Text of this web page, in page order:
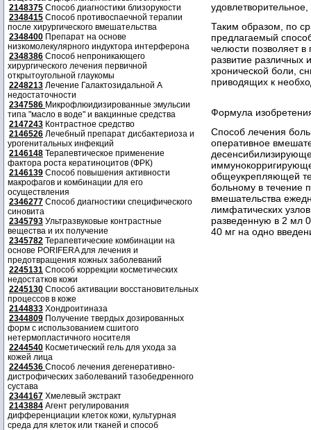
2148375 Способ диагностики близорукости
2348415 Способ противоспаечной терапии
после хирургического вмешательства
2348400 Препарат на основе
низкомолекулярного индуктора интерферона
2348386 Способ непроникающего
хирургического лечения первичной
открытоугольной глаукомы
2248213 Лечение Галактозидальной А
недостаточности
2347586 Микрофлюидизированные эмульсии
типа "масло в воде" и вакцинные средства
2147243 Контрастное средство
2146526 Лечебный препарат дисбактериоза и
урогенитальных инфекций
2146148 Терапевтическое применение
фактора роста кератиноцитов (ФРК)
2146139 Способ повышения активности
макрофагов и комбинации для его
осуществления
2346277 Способ диагностики специфического
синовита
2345793 Ультразвуковые контрастные
вещества и их получение
2345782 Терапевтические комбинации на
основе PORIFERA для лечения и
предотвращения кожных заболеваний
2245131 Способ коррекции косметических
недостатков кожи
2245130 Способ активации восстановительных
процессов в коже
2144833 Хондроитиназа
2344809 Получение твердых дозированных
форм с использованием сшитого
нетермопластичного носителя
2244540 Косметический гель для ухода за
кожей лица
2244536 Способ лечения дегенеративно-
дистрофических заболеваний тазобедренного
сустава
2344167 Хмелевый экстракт
2143884 Агент регулирования
дифференциации клеток кожи, культурная
среда для клеток или тканей и способ
Таким образом, по
предлагаемый
челюсти позволяет
развитие различных
хронической боли,
приводящих к
Формула
Способ лечения
оперативное
общеукрепляющей
больному в течение
вмешательства
лимфатических
разведенную в 2 мл
40 мг на одно